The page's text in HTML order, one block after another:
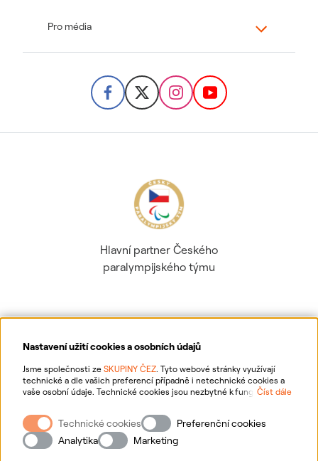
Nastavení užití cookies a osobních údajů
Jsme společnosti ze SKUPINY ČEZ. Tyto webové stránky využívají
technické a dle vašich preferencí případně i netechnické cookies a
vaše osobní údaje. Technické cookies jsou nezbytné k fungování
webové stránky vašim preferencím, k personalizaci reklam a analytice.
Pro sběr a zpracování netechnických cookies a vašich osobních údajů
nám můžete udělit souhlas. Bližší informace o vašich právech,
zpracování osobních údajů, včetně možnosti odvolání udělených
Číst dále
Technické cookies
Preferenční cookies
Analytika
Marketing
Pro média
Hlavní partner Českého
paralympijského týmu
Ochrana osobních údajů
Informace o webu
Nastavení cookies